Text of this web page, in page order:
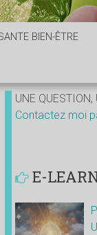
BIEN-ÊTRE
UNE
Contactez moi
E-